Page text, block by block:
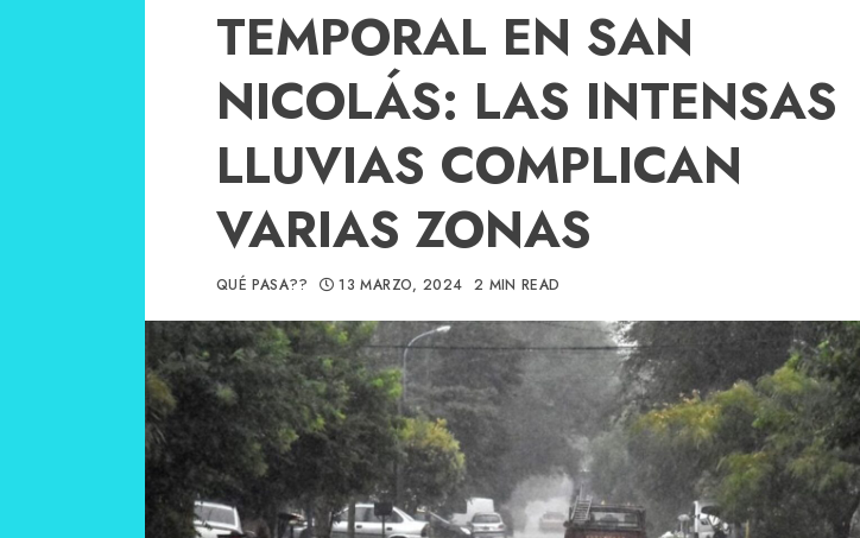
TEMPORAL EN SAN
NICOLÁS: LAS INTENSAS
LLUVIAS COMPLICAN
VARIAS ZONAS
QUÉ PASA?? 13 MARZO, 2024 2 MIN READ